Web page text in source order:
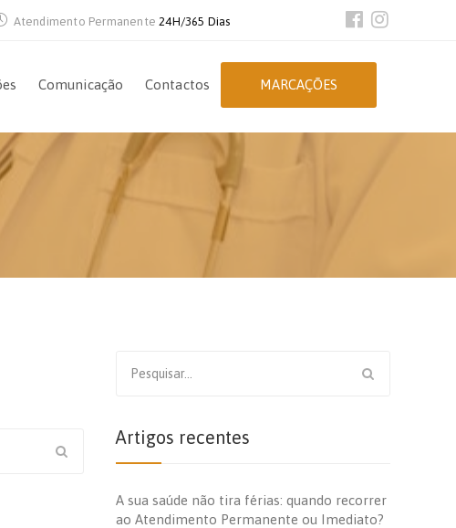
Atendimento Permanente24H/365 Dias
Comunicação Contactos MARCAÇÕES
for:
Artigos recentes
A sua saúde não tira férias: quando recorrer
ao Atendimento Permanente ou Imediato?